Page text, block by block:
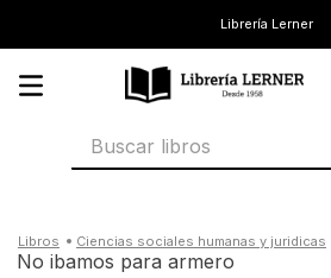
Librería Lerner
Buscar libros
ciencias sociales humanas y juridicas
no ibamos para armero